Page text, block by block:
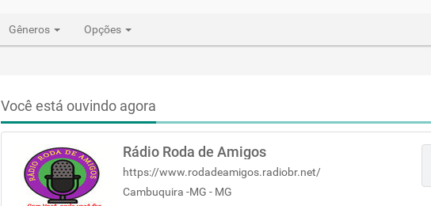
Gêneros Opções
Você está ouvindo agora
Rádio Roda de Amigos
https://www.rodadeamigos.radiobr.net/
Cambuquira -MG - MG